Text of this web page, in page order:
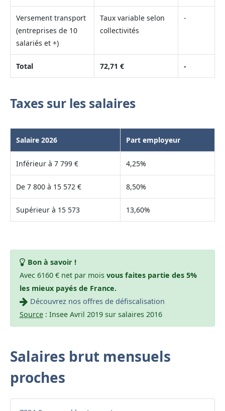
Versement transport
(entreprises de 10
salariés et +)
Taux variable selon
collectivités
-
Total 72,71 € -
Taxes sur les salaires
Salaire 2026 Part employeur
Inférieur à 7 799 € 4,25%
De 7 800 à 15 572 € 8,50%
Supérieur à 15 573 13,60%
Bon à savoir !
Avec 6160 € net par mois vous faites partie des 5%
les mieux payés de France.
Découvrez nos offres de défiscalisation
Source: Insee Avril 2019 sur salaires 2016
Salaires brut mensuels
proches